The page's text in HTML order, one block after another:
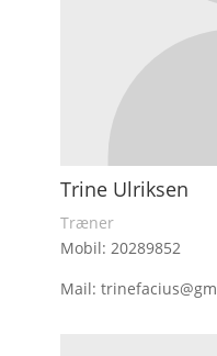
Trine Ulriksen
Træner
Mobil: 20289852
Mail: